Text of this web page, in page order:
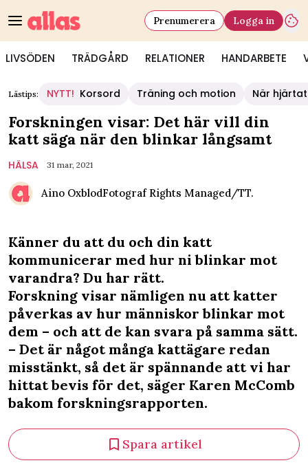
LIVSÖDEN TRÄDGÅRD RELATIONER HANDARBETE
Prenumerera Logga in
Lästips: NYTT! Korsord Träning och motion När
Forskningen visar: Det här vill din
katt säga när den blinkar långsamt
HÄLSA 31 mar, 2021
Aino OxblodFotograf Rights Managed/TT.
Känner du att du och din katt
kommunicerar med hur ni blinkar mot
varandra? Du har rätt.
Forskning visar nämligen nu att katter
påverkas av hur människor blinkar mot
dem – och att de kan svara på samma sätt.
– Det är något många kattägare redan
misstänkt, så det är spännande att vi har
hittat bevis för det, säger Karen McComb
bakom forskningsrapporten.
Spara artikel